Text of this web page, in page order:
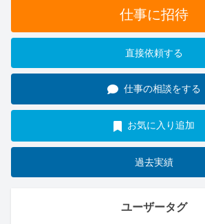
仕事に招待
直接依頼する
仕事の相談をする
お気に入り追加
過去実績
ユーザータグ